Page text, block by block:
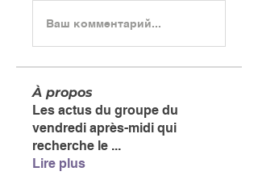
Ваш комментарий...
À propos
Les actus du groupe du
vendredi après-midi qui
recherche le ...
Lire plus